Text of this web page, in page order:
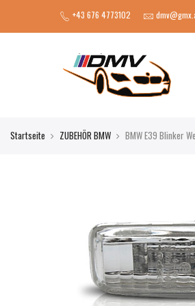
+43 676 4773102
Startseite ZUBEHÖR BMW BMW E39 Blinker